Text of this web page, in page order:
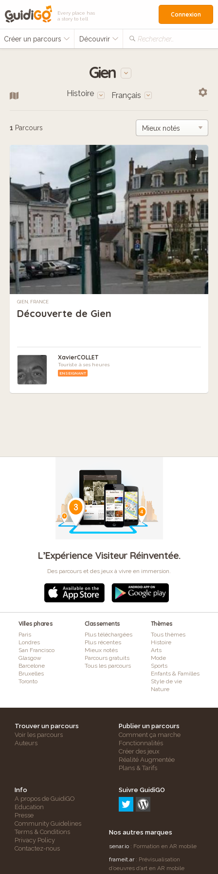
Every place has
a story to tell
Créer un parcours Découvrir Rechercher…
Connexion
Gien
Histoire Français
1 Parcours
i
GIEN, FRANCE
Découverte de Gien
XavierCOLLET
Touriste à ses heures
ENSEIGNANT
L’Expérience Visiteur Réinventée.
Des parcours et des jeux à vivre en immersion.
Villes phares
Paris
Londres
San Francisco
Glasgow
Barcelone
Bruxelles
Toronto
Classements
Plus téléchargées
Plus récentes
Mieux notés
Parcours gratuits
Tous les parcours
Thèmes
Tous thèmes
Histoire
Arts
Mode
Sports
Enfants & Familles
Style de vie
Nature
Trouver un parcours
Voir les parcours
Auteurs
Publier un parcours
Comment ça marche
Fonctionnalités
Créer des jeux
Réalité Augmentée
Plans & Tarifs
Info
A propos de GuidiGO
Education
Presse
Community Guidelines
Terms & Conditions
Privacy Policy
Contactez-nous
Suivre GuidiGO
Nos autres marques
senar.io : Formation en AR mobile
frameit.ar: Prévisualisation
d’oeuvres d’art en AR mobile